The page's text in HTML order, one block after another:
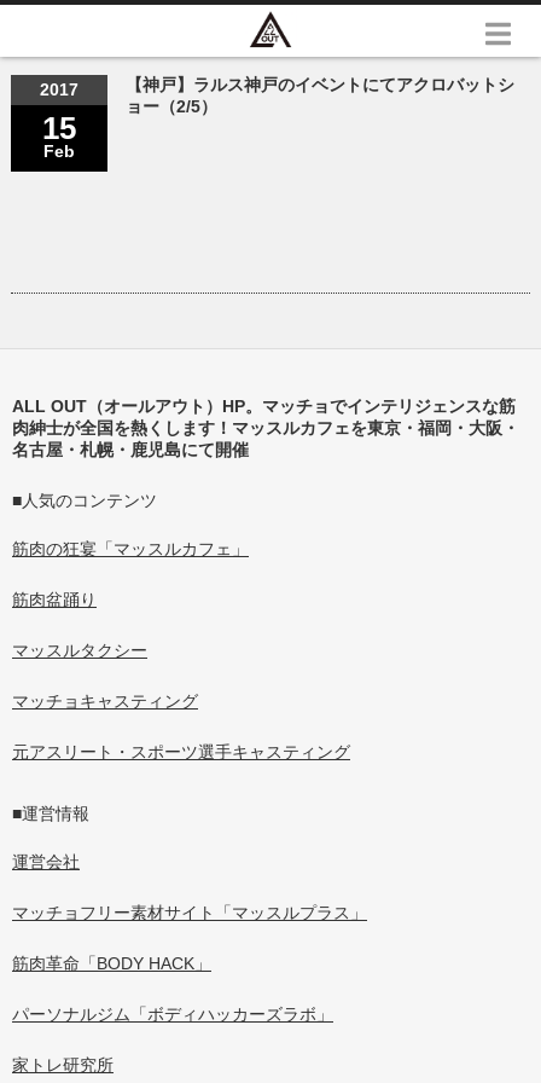
2017
15
Feb
【神戸】ラルス神戸のイベントにてアクロバットシ
ョー（2/5）
ALL OUT（オールアウト）HP。マッチョでインテリジェンスな筋
肉紳士が全国を熱くします！マッスルカフェを東京・福岡・大阪・
名古屋・札幌・鹿児島にて開催
■人気のコンテンツ
筋肉の狂宴「マッスルカフェ」
筋肉盆踊り
マッスルタクシー
マッチョキャスティング
元アスリート・スポーツ選手キャスティング
■運営情報
運営会社
マッチョフリー素材サイト「マッスルプラス」
筋肉革命「BODY HACK」
パーソナルジム「ボディハッカーズラボ」
家トレ研究所